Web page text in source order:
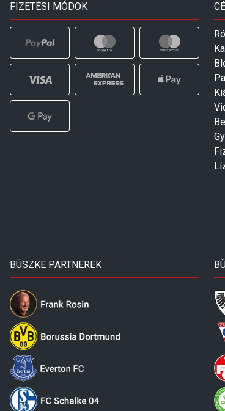
FIZETÉSI MÓDOK
BÜSZKE PARTNEREK